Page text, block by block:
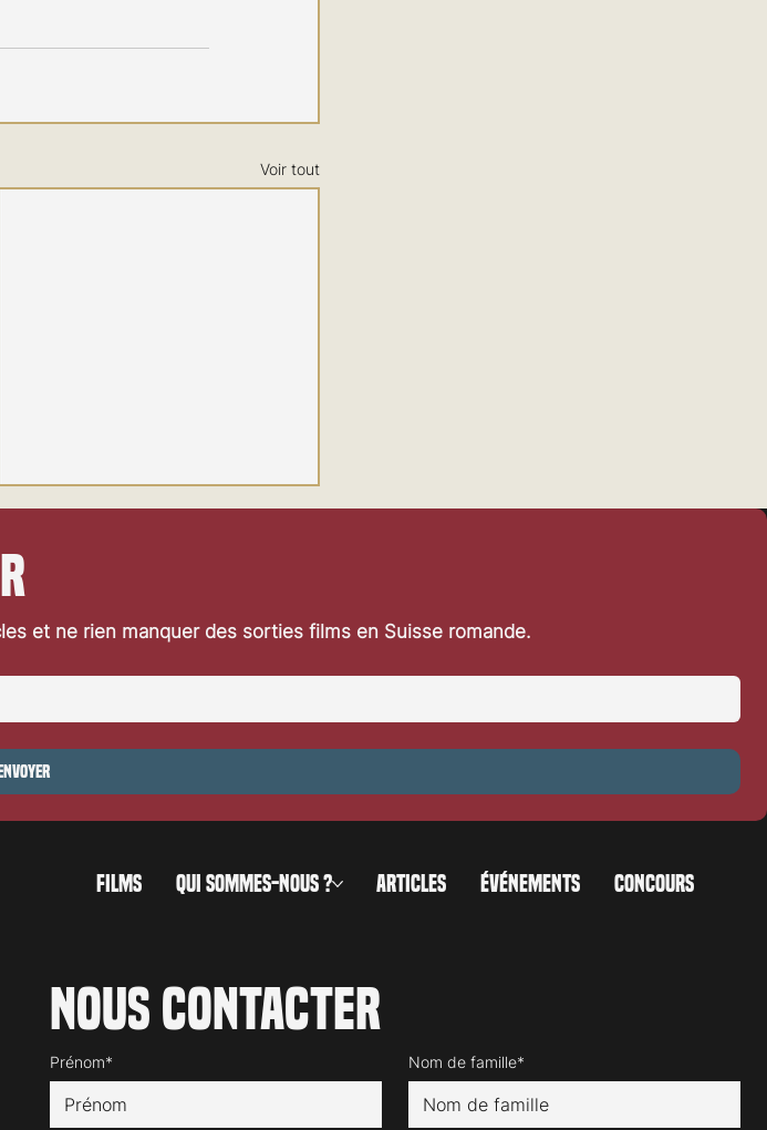
Voir tout
et ne rien manquer des sorties films en Suisse romande.
FILMS QUI SOMMES-NOUS ? ARTICLES ÉVÉNEMENTS CONCOURS
Nous contacter
Prénom* Nom de famille*